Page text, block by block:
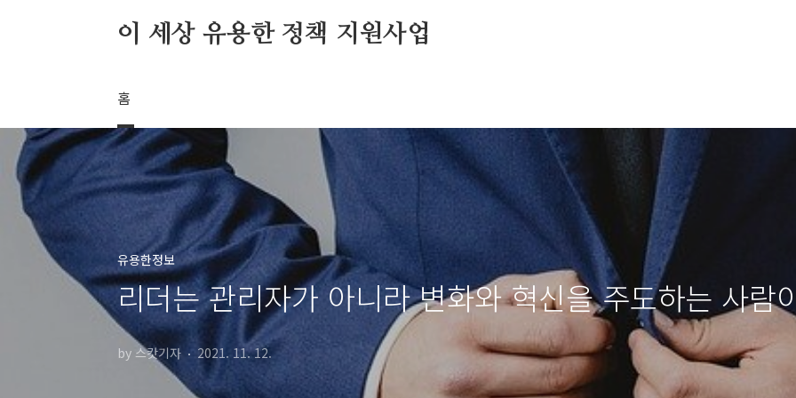
이 세상 유용한 정책 지원사업
홈
유용한정보
리더는 관리자가 아니라 변화와 혁신을 주도하는 사람
by 스캇기자 2021. 11. 12.